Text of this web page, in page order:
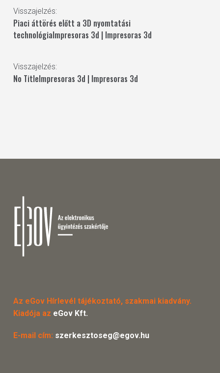
Visszajelzés:
Piaci áttörés előtt a 3D nyomtatási
technológiaImpresoras 3d | Impresoras 3d
Visszajelzés:
No TitleImpresoras 3d | Impresoras 3d
Az eGov Hírlevél tájékoztató, szakmai kiadvány.
Kiadója az eGov Kft.
E-mail cím: szerkesztoseg@egov.hu